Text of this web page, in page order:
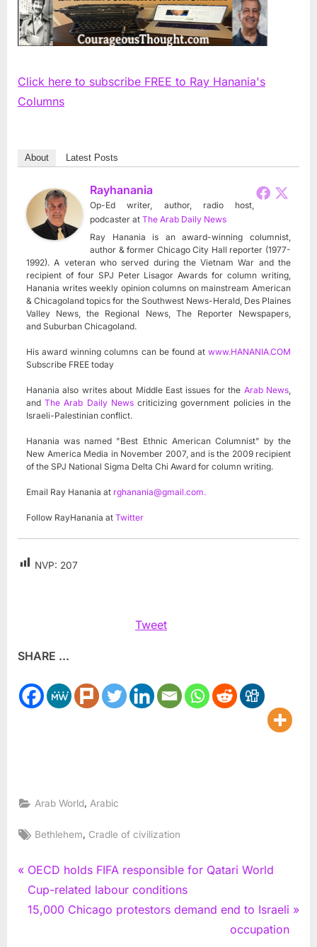
Click here to subscribe FREE to Ray Hanania's
Columns
About Latest Posts
Rayhanania
Op-Ed writer, author, radio host,
podcaster at The Arab Daily News
Ray Hanania is an award-winning columnist,
author & former Chicago City Hall reporter (1977-
1992). A veteran who served during the Vietnam War and the
recipient of four SPJ Peter Lisagor Awards for column writing,
Hanania writes weekly opinion columns on mainstream American
& Chicagoland topics for the Southwest News-Herald, Des Plaines
Valley News, the Regional News, The Reporter Newspapers,
and Suburban Chicagoland.
His award winning columns can be found at www.HANANIA.COM
Subscribe FREE today
Hanania also writes about Middle East issues for the Arab News
andThe Arab Daily Newscriticizing government policies in the
Israeli-Palestinian conflict.
Hanania was named "Best Ethnic American Columnist" by the
New America Media in November 2007, and is the 2009 recipient
of the SPJ National Sigma Delta Chi Award for column writing.
Email Ray Hanania at rghanania@gmail.com.
Follow RayHanania at Twitter
NVP: 207
Tweet
SHARE ...
Arab World Arabic
Tags:
Bethlehem, Cradle of civilization
Post
navigation
P
r
e
OECD holds FIFA responsible for Qatari World
Cup-related labour conditions
N
15,000 Chicago protestors demand end to Israeli
occupation